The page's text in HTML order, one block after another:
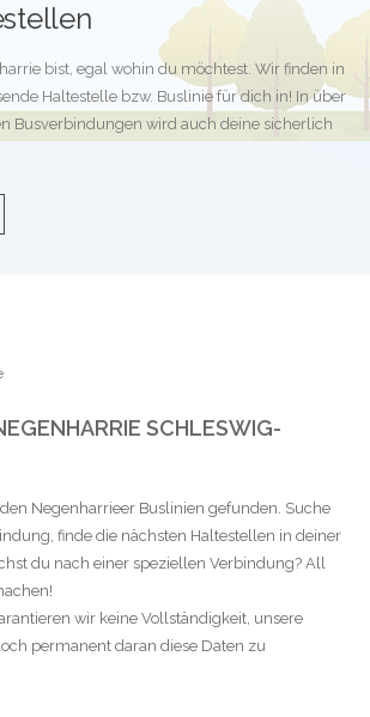
bist, egal wohin du möchtest. Wir finden in
Haltestelle bzw. Buslinie für dich in! In über
Busverbindungen wird auch deine sicherlich
SCHLESWIG-
Negenharrieer Buslinien gefunden. Suche
finde die nächsten Haltestellen in deiner
du nach einer speziellen Verbindung? All
wir keine Vollständigkeit, unsere
permanent daran diese Daten zu